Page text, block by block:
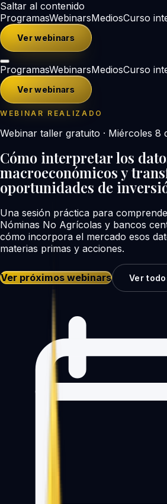
Saltar al contenido
ProgramasWebinarsMediosCurso
Ver webinars
ProgramasWebinarsMediosCurso
Ver webinars
WEBINAR REALIZADO
Webinar taller gratuito · Miércoles 8
Cómo interpretar los
macroeconómicos y
oportunidades de
Una sesión práctica para
Nóminas No Agrícolas y bancos
cómo incorpora el mercado esos
materias primas y acciones.
Ver próximos webinars Ver